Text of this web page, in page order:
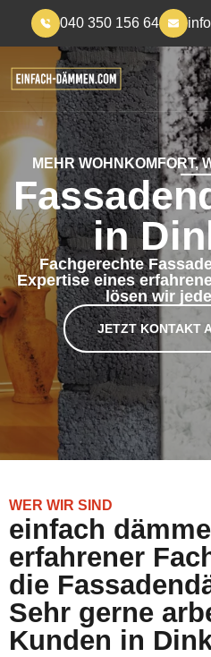
040 350 156 64
MEHR WOHNKOMFORT,
in
Fachgerechte
Expertise eines
lösen wir
JETZT KONTAKT
WER WIR SIND
einfach
erfahrener
die
Sehr gerne
Kunden in